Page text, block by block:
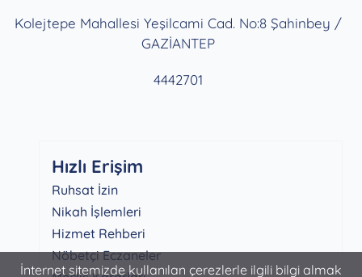
İnternet sitemizde kullanılan çerezlerle ilgili bilgi almak
Kolejtepe Mahallesi Yeşilcami Cad. No:8 Şahinbey /
GAZİANTEP
4442701
Hızlı Erişim
Ruhsat İzin
Nikah İşlemleri
Hizmet Rehberi
Nöbetçi Eczaneler